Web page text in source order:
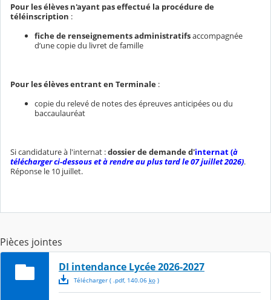
Pour les élèves n'ayant pas effectué la procédure de
téléinscription :
fiche de renseignements administratifsaccompagnée
d’une copie du livret de famille
Pour les élèves entrant en Terminale :
copie du relevé de notes des épreuves anticipées ou du
baccaulauréat
Si candidature à l'internat :dossier de demande d'internat (à
télécharger ci-dessous et à rendre au plus tard le 07 juillet 2026).
Réponse le 10 juillet.
Pièces jointes
DI intendance Lycée 2026-2027
Télécharger( .pdf, 140.06 ko)